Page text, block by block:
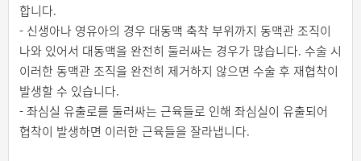
합니다.
- 신생아나 영유아의 경우 대동맥 축착 부위까지 동맥관 조직이
나와 있어서 대동맥을 완전히 둘러싸는 경우가 많습니다. 수술 시
이러한 동맥관 조직을 완전히 제거하지 않으면 수술 후 재협착이
발생할 수 있습니다.
- 좌심실 유출로를 둘러싸는 근육들로 인해 좌심실이 유출되어
협착이 발생하면 이러한 근육들을 잘라냅니다.